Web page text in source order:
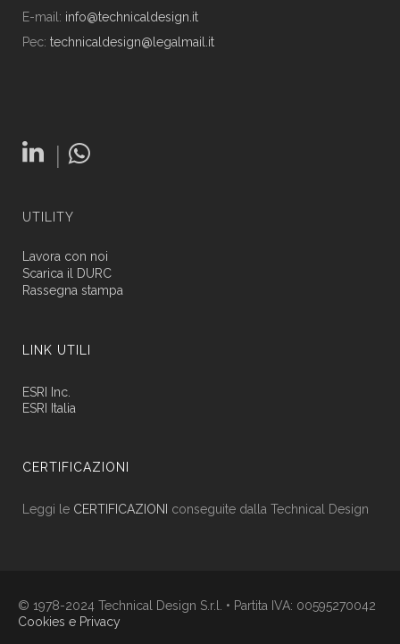
E-mail: info@technicaldesign.it
Pec: technicaldesign@legalmail.it
|
UTILITY
Lavora con noi
Scarica il DURC
Rassegna stampa
LINK UTILI
ESRI Inc.
ESRI Italia
CERTIFICAZIONI
Leggi le CERTIFICAZIONI conseguite dalla Technical Design
© 1978-2024 Technical Design S.r.l. • Partita IVA: 00595270042
Cookies e Privacy